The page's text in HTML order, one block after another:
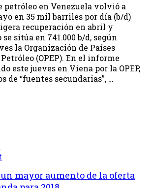
petróleo en Venezuela volvió a
en 35 mil barriles por día (b/d)
recuperación en abril y
sitúa en 741.000 b/d, según
la Organización de Países
(OPEP). En el informe
este jueves en Viena por la OPEP,
de “fuentes secundarias”, …
un mayor aumento de la oferta